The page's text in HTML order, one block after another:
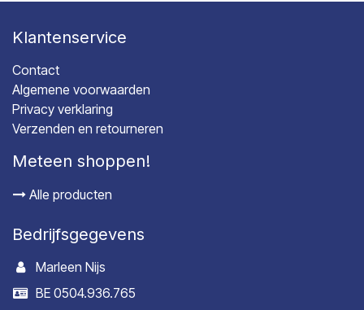
Klantenservice
Contact
Algemene voorwaarden
Privacy verklaring
Verzenden en retourneren
Meteen shoppen!
Alle producten
Bedrijfsgegevens
Marleen Nijs
BE 0504.936.765